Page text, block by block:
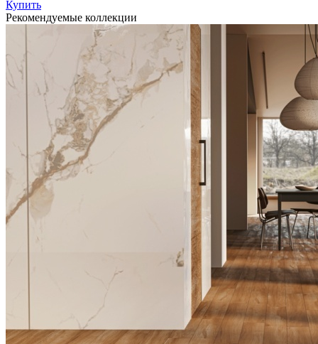
Купить
Рекомендуемые коллекции